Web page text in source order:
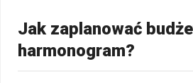
Jak zaplanować
harmonogram?